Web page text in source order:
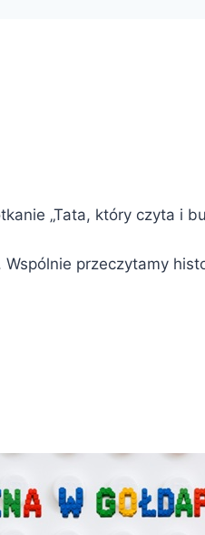
„Tata, który czyta i
przeczytamy